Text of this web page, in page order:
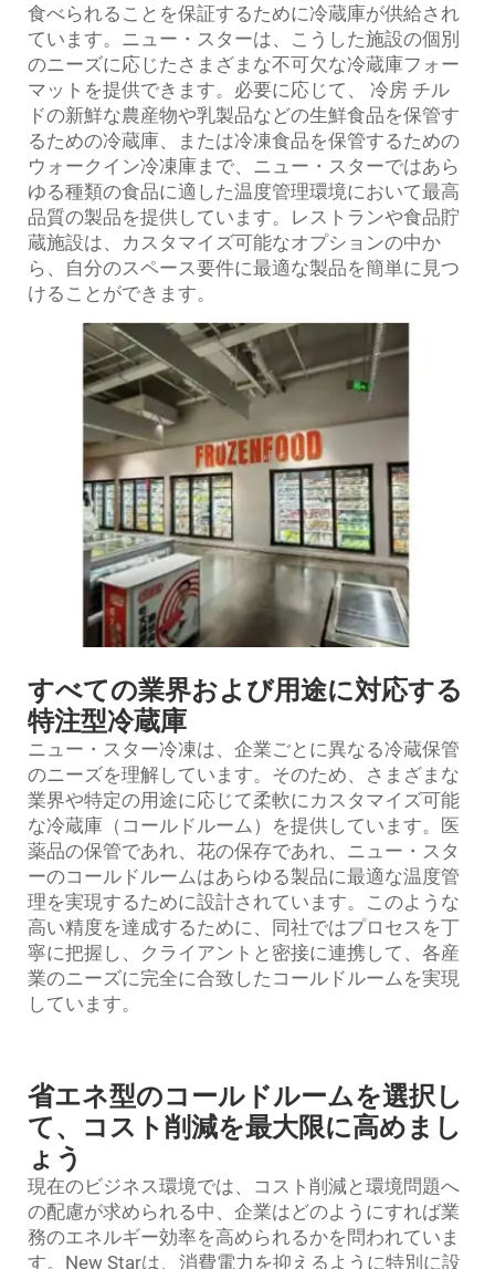
食べられることを保証するために冷蔵庫が供給され
ています。ニュー・スターは、こうした施設の個別
のニーズに応じたさまざまな不可欠な冷蔵庫フォー
マットを提供できます。必要に応じて、 冷房 チル
ドの新鮮な農産物や乳製品などの生鮮食品を保管す
るための冷蔵庫、または冷凍食品を保管するための
ウォークイン冷凍庫まで、ニュー・スターではあら
ゆる種類の食品に適した温度管理環境において最高
品質の製品を提供しています。レストランや食品貯
蔵施設は、カスタマイズ可能なオプションの中か
ら、自分のスペース要件に最適な製品を簡単に見つ
けることができます。
すべての業界および用途に対応する
特注型冷蔵庫
ニュー・スター冷凍は、企業ごとに異なる冷蔵保管
のニーズを理解しています。そのため、さまざまな
業界や特定の用途に応じて柔軟にカスタマイズ可能
な冷蔵庫（コールドルーム）を提供しています。医
薬品の保管であれ、花の保存であれ、ニュー・スタ
ーのコールドルームはあらゆる製品に最適な温度管
理を実現するために設計されています。このような
高い精度を達成するために、同社ではプロセスを丁
寧に把握し、クライアントと密接に連携して、各産
業のニーズに完全に合致したコールドルームを実現
しています。
省エネ型のコールドルームを選択し
て、コスト削減を最大限に高めまし
ょう
現在のビジネス環境では、コスト削減と環境問題へ
の配慮が求められる中、企業はどのようにすれば業
務のエネルギー効率を高められるかを問われていま
す。New Starは、消費電力を抑えるように特別に設